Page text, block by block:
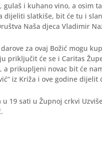
gulaš i kuhano vino, a osim
dijeliti slatkiše, bit će tu i
Naša djeca Vladimir
za ovaj Božić mogu
priključit će se i Caritas
a prikupljeni novac bit će
iz Križa i ove godine
19 sati u Župnoj crkvi